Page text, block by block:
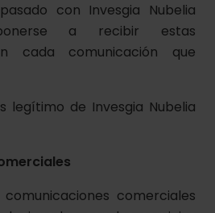
con Invesgia Nubelia
a recibir estas
cada comunicación que
legítimo de Invesgia Nubelia
comerciales